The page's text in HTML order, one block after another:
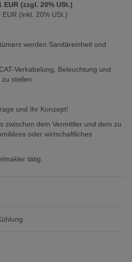
EUR (zzgl. 20% USt.)
(inkl. 20% USt.)
werden Sanitäreinheit und
Verkabelung, Beleuchtung und
stellen.
und Ihr Konzept!
zwischen dem Vermittler und dem zu
oder wirtschaftliches
tätig.